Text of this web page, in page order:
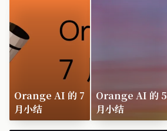
Orange AI 的 7
月小结
Orange AI 的 5
月小结